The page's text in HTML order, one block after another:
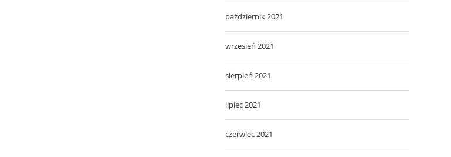
październik 2021
wrzesień 2021
sierpień 2021
lipiec 2021
czerwiec 2021